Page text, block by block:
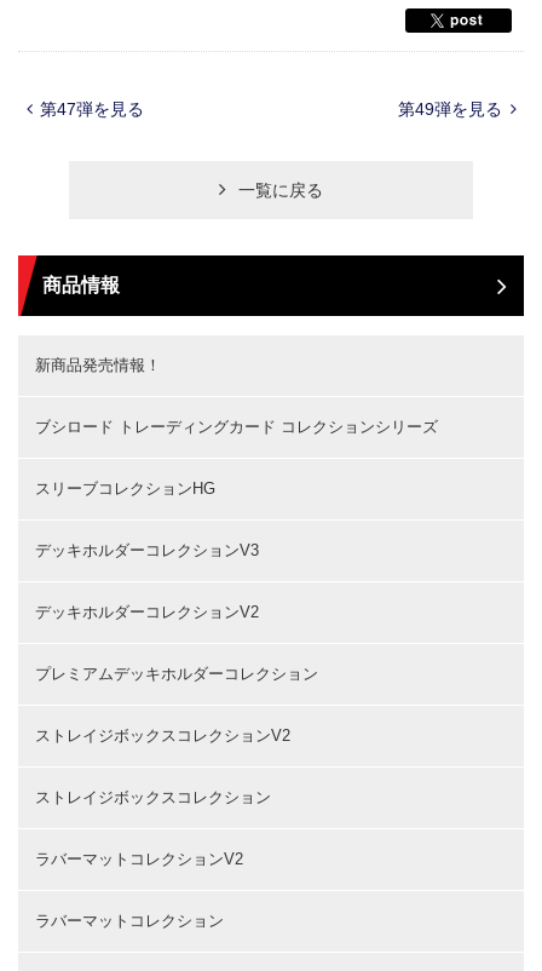
第47弾を見る
一覧に戻る
第49弾を見る
商品情報
新商品発売情報！
ブシロード トレーディングカード コレクションシリーズ
スリーブコレクションHG
デッキホルダーコレクションV3
デッキホルダーコレクションV2
プレミアムデッキホルダーコレクション
ストレイジボックスコレクションV2
ストレイジボックスコレクション
ラバーマットコレクションV2
ラバーマットコレクション